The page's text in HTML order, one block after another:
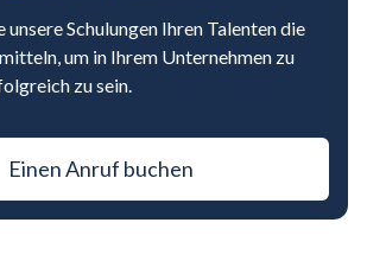
unsere Schulungen Ihren Talenten die
um in Ihrem Unternehmen zu
zu sein.
Einen Anruf buchen